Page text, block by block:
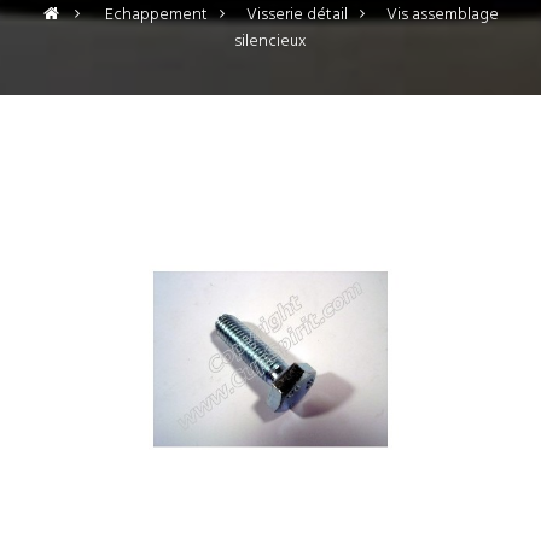
> Echappement > Visserie détail >
Vis assemblage
silencieux